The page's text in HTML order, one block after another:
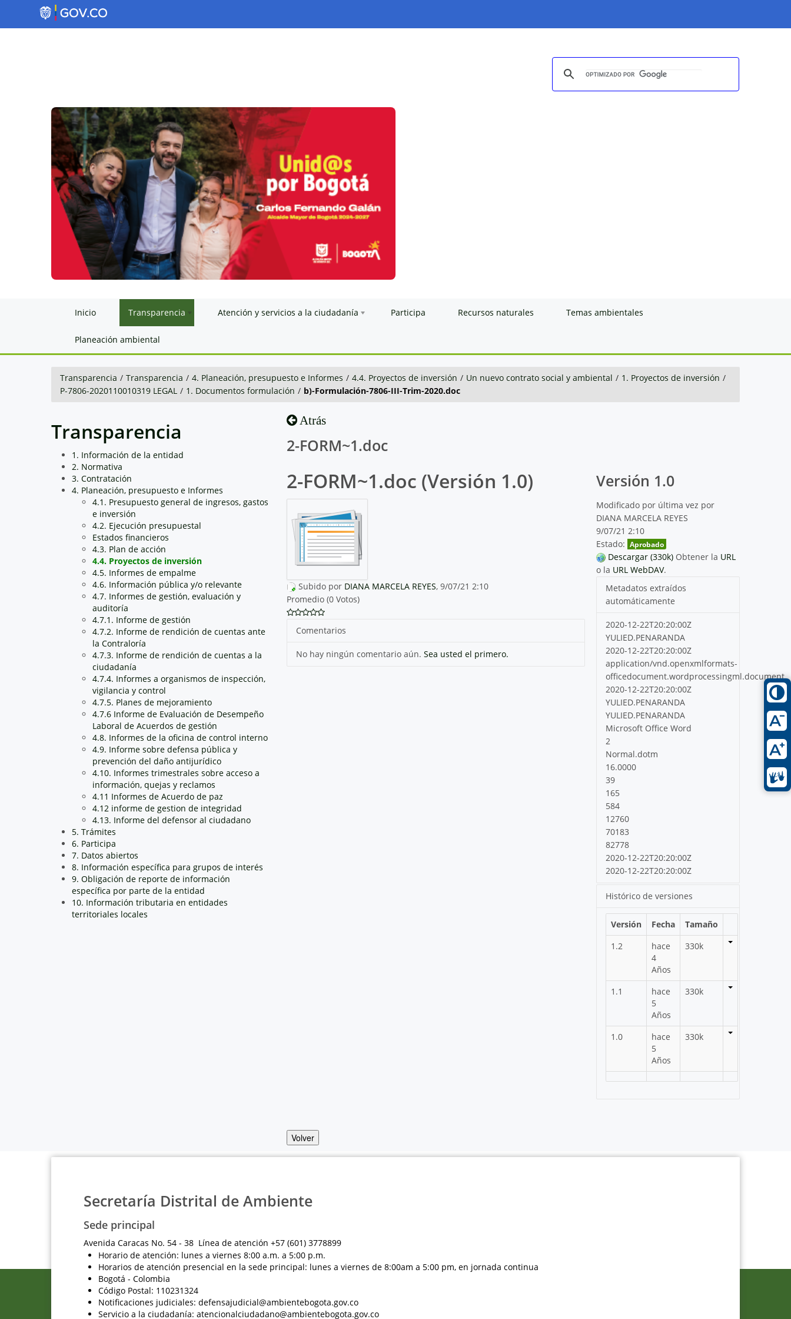
Inicio Transparencia Atención y servicios a la ciudadanía Participa Recursos naturales Temas ambientales
Planeación ambiental
Transparencia / Transparencia / 4. Planeación, presupuesto e Informes / 4.4. Proyectos de inversión / Un nuevo contrato social y ambiental / 1. Proyectos de inversión /
P-7806-2020110010319 LEGAL / 1. Documentos formulación / b)-Formulación-7806-III-Trim-2020.doc
Transparencia
1. Información de la entidad
2. Normativa
3. Contratación
4. Planeación, presupuesto e Informes
4.1. Presupuesto general de ingresos, gastos
e inversión
4.2. Ejecución presupuestal
Estados financieros
4.3. Plan de acción
4.4. Proyectos de inversión
4.5. Informes de empalme
4.6. Información pública y/o relevante
4.7. Informes de gestión, evaluación y
auditoría
4.7.1. Informe de gestión
4.7.2. Informe de rendición de cuentas ante
la Contraloría
4.7.3. Informe de rendición de cuentas a la
ciudadanía
4.7.4. Informes a organismos de inspección,
vigilancia y control
4.7.5. Planes de mejoramiento
4.7.6 Informe de Evaluación de Desempeño
Laboral de Acuerdos de gestión
4.8. Informes de la oficina de control interno
4.9. Informe sobre defensa pública y
prevención del daño antijurídico
4.10. Informes trimestrales sobre acceso a
información, quejas y reclamos
4.11 Informes de Acuerdo de paz
4.12 informe de gestion de integridad
4.13. Informe del defensor al ciudadano
5. Trámites
6. Participa
7. Datos abiertos
8. Información específica para grupos de interés
9. Obligación de reporte de información
específica por parte de la entidad
10. Información tributaria en entidades
territoriales locales
Atrás
2-FORM~1.doc
2-FORM~1.doc (Versión 1.0)
Subido por DIANA MARCELA REYES, 9/07/21 2:10
Promedio (0 Votos)
Comentarios
No hay ningún comentario aún. Sea usted el primero.
Versión 1.0
Modificado por última vez por
DIANA MARCELA REYES
9/07/21 2:10
Estado: Aprobado
Descargar (330k) Obtener la URL
o la URL WebDAV.
Metadatos extraídos
automáticamente
2020-12-22T20:20:00Z
YULIED.PENARANDA
2020-12-22T20:20:00Z
application/vnd.openxmlformats-
officedocument.wordprocessingml.document
2020-12-22T20:20:00Z
YULIED.PENARANDA
YULIED.PENARANDA
Microsoft Office Word
2
Normal.dotm
16.0000
39
165
584
12760
70183
82778
2020-12-22T20:20:00Z
2020-12-22T20:20:00Z
Histórico de versiones
Versión Fecha
Tamaño
1.2
hace
4
Años
330k
1.1
hace
5
Años
330k
1.0
hace
5
Años
330k
Volver
Secretaría Distrital de Ambiente
Sede principal
Avenida Caracas No. 54 - 38 Línea de atención +57 (601) 3778899
Horario de atención: lunes a viernes 8:00 a.m. a 5:00 p.m.
Horarios de atención presencial en la sede principal: lunes a viernes de 8:00am a 5:00 pm, en jornada continua
Bogotá - Colombia
Código Postal: 110231324
Notificaciones judiciales: defensajudicial@ambientebogota.gov.co
Servicio a la ciudadanía: atencionalciudadano@ambientebogota.gov.co